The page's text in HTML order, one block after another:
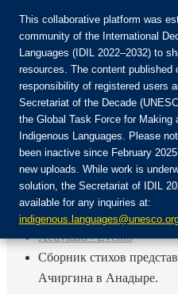
Únete a la comunidad:
Login
ES
EN
FR
RU
Inicio
Actividad / Evento
Сборник стихов
Ачиргина в Анадыре.
This collaborative platform was
community of the International
Languages (IDIL 2022–2032) to
resources. The content published
responsibility of registered users
Secretariat of the Decade
the Global Task Force for Making
Indigenous Languages. Please
been inactive since February
new uploads. While work is
solution, the Secretariat of IDIL
available for any inquiries at: